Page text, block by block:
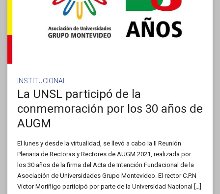
INSTITUCIONAL
La UNSL participó de la
conmemoración por los 30 años de
AUGM
El lunes y desde la virtualidad, se llevó a cabo la II Reunión
Plenaria de Rectoras y Rectores de AUGM 2021, realizada por
los 30 años de la firma del Acta de Intención Fundacional de la
Asociación de Universidades Grupo Montevideo. El rector C.P.N
Víctor Moriñigo participó por parte de la Universidad Nacional […]